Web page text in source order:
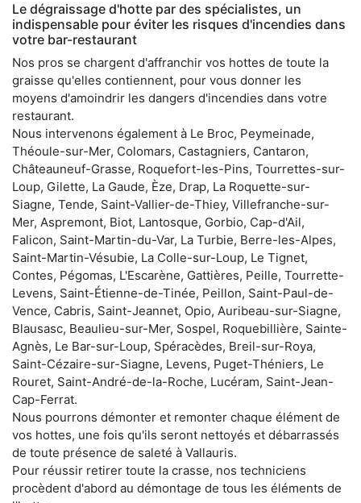
Le dégraissage d'hotte par des spécialistes, un
indispensable pour éviter les risques d'incendies dans
votre bar-restaurant
Nos pros se chargent d'affranchir vos hottes de toute la
graisse qu'elles contiennent, pour vous donner les
moyens d'amoindrir les dangers d'incendies dans votre
restaurant.
Nous intervenons également à Le Broc, Peymeinade,
Théoule-sur-Mer, Colomars, Castagniers, Cantaron,
Châteauneuf-Grasse, Roquefort-les-Pins, Tourrettes-sur-
Loup, Gilette, La Gaude, Èze, Drap, La Roquette-sur-
Siagne, Tende, Saint-Vallier-de-Thiey, Villefranche-sur-
Mer, Aspremont, Biot, Lantosque, Gorbio, Cap-d'Ail,
Falicon, Saint-Martin-du-Var, La Turbie, Berre-les-Alpes,
Saint-Martin-Vésubie, La Colle-sur-Loup, Le Tignet,
Contes, Pégomas, L'Escarène, Gattières, Peille, Tourrette-
Levens, Saint-Étienne-de-Tinée, Peillon, Saint-Paul-de-
Vence, Cabris, Saint-Jeannet, Opio, Auribeau-sur-Siagne,
Blausasc, Beaulieu-sur-Mer, Sospel, Roquebillière, Sainte-
Agnès, Le Bar-sur-Loup, Spéracèdes, Breil-sur-Roya,
Saint-Cézaire-sur-Siagne, Levens, Puget-Théniers, Le
Rouret, Saint-André-de-la-Roche, Lucéram, Saint-Jean-
Cap-Ferrat.
Nous pourrons démonter et remonter chaque élément de
vos hottes, une fois qu'ils seront nettoyés et débarrassés
de toute présence de saleté à Vallauris.
Pour réussir retirer toute la crasse, nos techniciens
procèdent d'abord au démontage de tous les éléments de